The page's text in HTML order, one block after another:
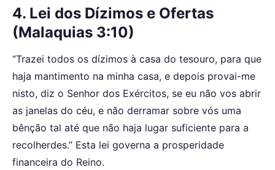
4. Lei dos Dízimos e Ofertas
(Malaquias 3:10)
“Trazei todos os dízimos à casa do tesouro, para que
haja mantimento na minha casa, e depois provai-me
nisto, diz o Senhor dos Exércitos, se eu não vos abrir
as janelas do céu, e não derramar sobre vós uma
bênção tal até que não haja lugar suficiente para a
recolherdes.” Esta lei governa a prosperidade
financeira do Reino.